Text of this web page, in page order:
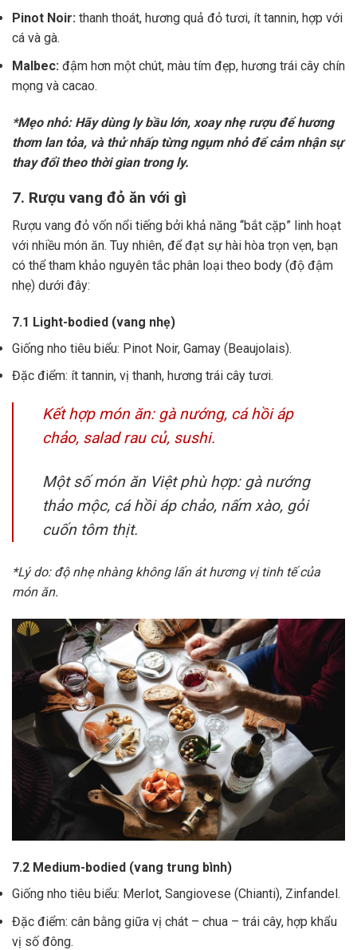
Pinot Noir: thanh thoát, hương quả đỏ tươi, ít tannin, hợp với
cá và gà.
Malbec: đậm hơn một chút, màu tím đẹp, hương trái cây chín
mọng và cacao.
*Mẹo nhỏ: Hãy dùng ly bầu lớn, xoay nhẹ rượu để hương
thơm lan tỏa, và thử nhấp từng ngụm nhỏ để cảm nhận sự
thay đổi theo thời gian trong ly.
7. Rượu vang đỏ ăn với gì
Rượu vang đỏ vốn nổi tiếng bởi khả năng “bắt cặp” linh hoạt
với nhiều món ăn. Tuy nhiên, để đạt sự hài hòa trọn vẹn, bạn
có thể tham khảo nguyên tắc phân loại theo body (độ đậm
nhẹ) dưới đây:
7.1 Light-bodied (vang nhẹ)
Giống nho tiêu biểu: Pinot Noir, Gamay (Beaujolais).
Đặc điểm: ít tannin, vị thanh, hương trái cây tươi.
Kết hợp món ăn: gà nướng, cá hồi áp
chảo, salad rau củ, sushi.
Một số món ăn Việt phù hợp: gà nướng
thảo mộc, cá hồi áp chảo, nấm xào, gỏi
cuốn tôm thịt.
*Lý do: độ nhẹ nhàng không lấn át hương vị tinh tế của
món ăn.
7.2 Medium-bodied (vang trung bình)
Giống nho tiêu biểu: Merlot, Sangiovese (Chianti), Zinfandel.
Đặc điểm: cân bằng giữa vị chát – chua – trái cây, hợp khẩu
vị số đông.